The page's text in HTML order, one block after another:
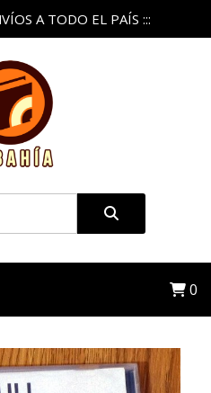
A TODO EL PAÍS :::
0